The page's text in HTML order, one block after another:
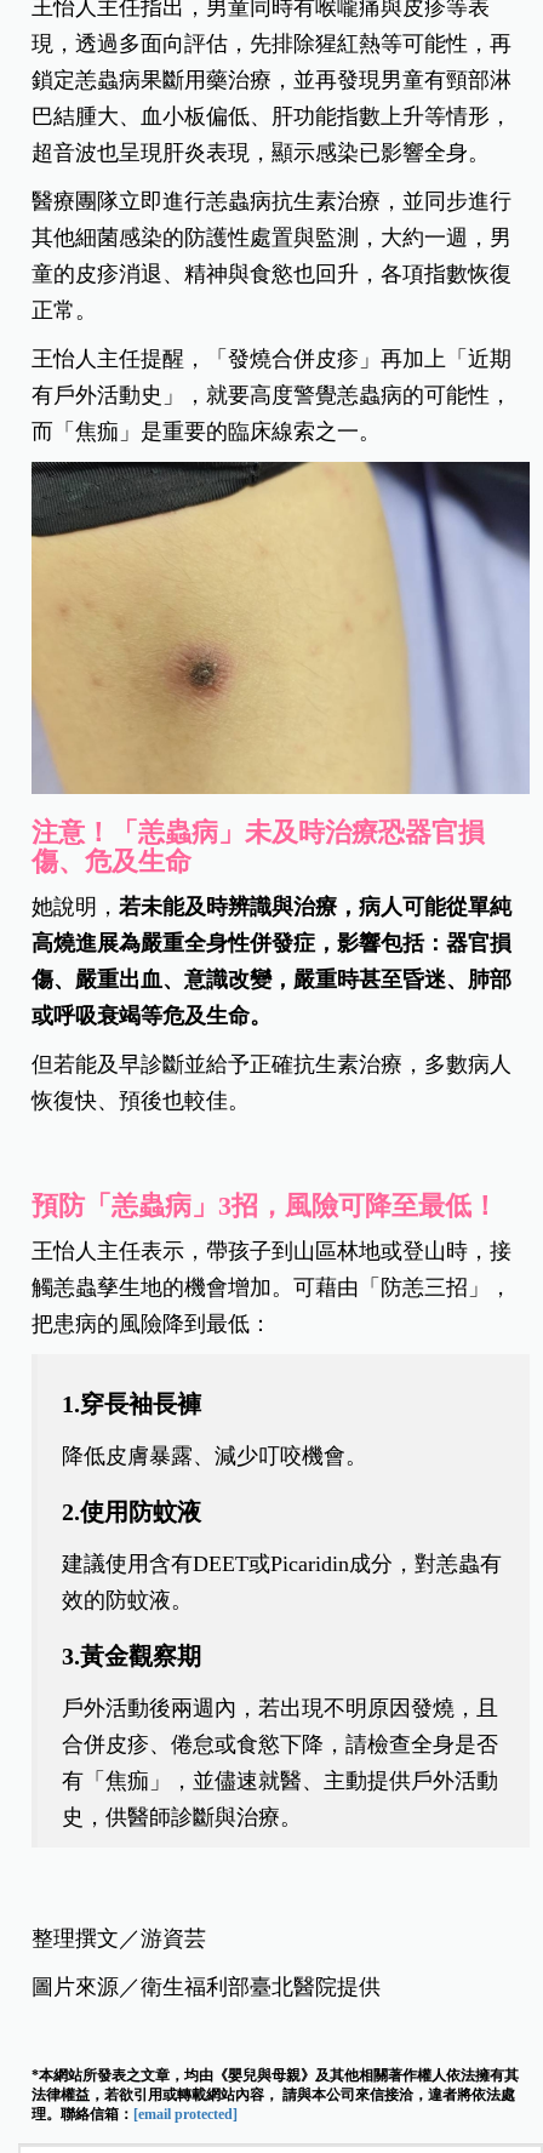
王怡人主任指出，男童同時有喉嚨痛與皮疹等表
現，透過多面向評估，先排除猩紅熱等可能性，再
鎖定恙蟲病果斷用藥治療，並再發現男童有頸部淋
巴結腫大、血小板偏低、肝功能指數上升等情形，
超音波也呈現肝炎表現，顯示感染已影響全身。
醫療團隊立即進行恙蟲病抗生素治療，並同步進行
其他細菌感染的防護性處置與監測，大約一週，男
童的皮疹消退、精神與食慾也回升，各項指數恢復
正常。
王怡人主任提醒，「發燒合併皮疹」再加上「近期
有戶外活動史」，就要高度警覺恙蟲病的可能性，
而「焦痂」是重要的臨床線索之一。
注意！「恙蟲病」未及時治療恐器官損
傷、危及生命
她說明，若未能及時辨識與治療，病人可能從單純
高燒進展為嚴重全身性併發症，影響包括：器官損
傷、嚴重出血、意識改變，嚴重時甚至昏迷、肺部
或呼吸衰竭等危及生命。
但若能及早診斷並給予正確抗生素治療，多數病人
恢復快、預後也較佳。
預防「恙蟲病」3招，風險可降至最低！
王怡人主任表示，帶孩子到山區林地或登山時，接
觸恙蟲孳生地的機會增加。可藉由「防恙三招」，
把患病的風險降到最低：
1.穿長袖長褲
降低皮膚暴露、減少叮咬機會。
2.使用防蚊液
建議使用含有DEET或Picaridin成分，對恙蟲有
效的防蚊液。
3.黃金觀察期
戶外活動後兩週內，若出現不明原因發燒，且
合併皮疹、倦怠或食慾下降，請檢查全身是否
有「焦痂」，並儘速就醫、主動提供戶外活動
史，供醫師診斷與治療。
整理撰文／游資芸
圖片來源／衛生福利部臺北醫院提供
*本網站所發表之文章，均由《嬰兒與母親》及其他相關著作權人依法擁有其
法律權益，若欲引用或轉載網站內容， 請與本公司來信接洽，違者將依法處
理。聯絡信箱： [email protected]